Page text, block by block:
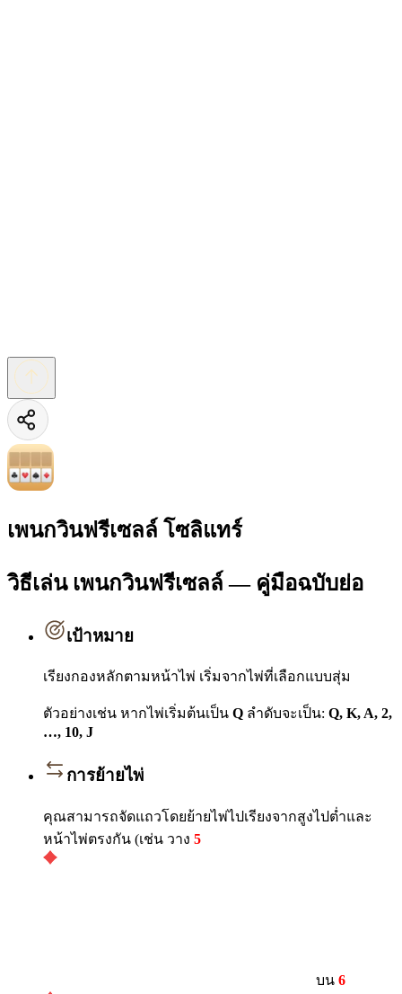
เพนกวินฟรีเซลล์ โซลิแทร์
วิธีเล่น เพนกวินฟรีเซลล์ — คู่มือฉบับย่อ
เป้าหมาย
เรียงกองหลักตามหน้าไพ่ เริ่มจากไพ่ที่เลือกแบบสุ่ม
ตัวอย่างเช่น หากไพ่เริ่มต้นเป็น Q ลำดับจะเป็น: Q, K, A, 2,
…, 10, J
การย้ายไพ่
คุณสามารถจัดแถวโดยย้ายไพ่ไปเรียงจากสูงไปต่ำและ
หน้าไพ่ตรงกัน (เช่น วาง 5
บน 6